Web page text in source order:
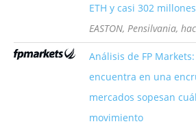
ETH y casi 302
EASTON, Pensilvania,
Análisis de FP
encuentra en una
mercados sopesan
movimiento